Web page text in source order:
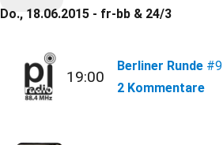
Do., 18.06.2015 - fr-bb & 24/3
19:00
Berliner Runde #9
2 Kommentare